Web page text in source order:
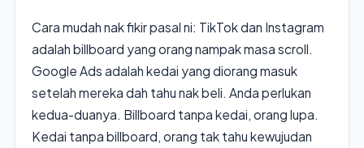
Cara mudah nak fikir pasal ni: TikTok dan Instagram
adalah billboard yang orang nampak masa scroll.
Google Ads adalah kedai yang diorang masuk
setelah mereka dah tahu nak beli. Anda perlukan
kedua-duanya. Billboard tanpa kedai, orang lupa.
Kedai tanpa billboard, orang tak tahu kewujudan